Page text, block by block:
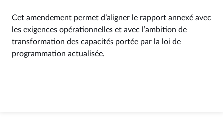
Cet amendement permet d’aligner le rapport annexé avec
les exigences opérationnelles et avec l’ambition de
transformation des capacités portée par la loi de
programmation actualisée.